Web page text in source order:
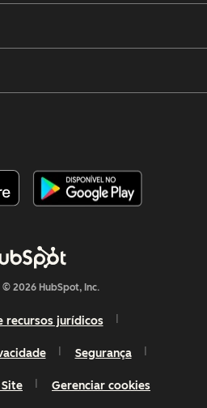
2026 HubSpot, Inc.
recursos jurídicos
Segurança
Gerenciar cookies